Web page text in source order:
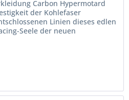
Carbon Hypermotard
der Kohlefaser
Linien dieses edlen
Seele der neuen